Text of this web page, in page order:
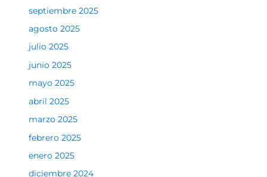
septiembre 2025
agosto 2025
julio 2025
junio 2025
mayo 2025
abril 2025
marzo 2025
febrero 2025
enero 2025
diciembre 2024